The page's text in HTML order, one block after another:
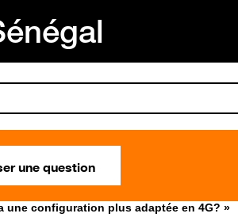
une question
une configuration plus adaptée en 4G? »